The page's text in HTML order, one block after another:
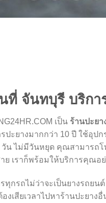
ที่ จันทบุรี บริกา
เป็น ร้านปะย
ปะยางมากกว่า 10 ปี ใช้อุ
วัน ไม่มีวันหยุด คุณสามาร
ย เราก็พร้อมให้บริการคุณอ
รทุกรถไม่ว่าจะเป็นยางรถย
งเสียเวลาไปหาร้านปะยา